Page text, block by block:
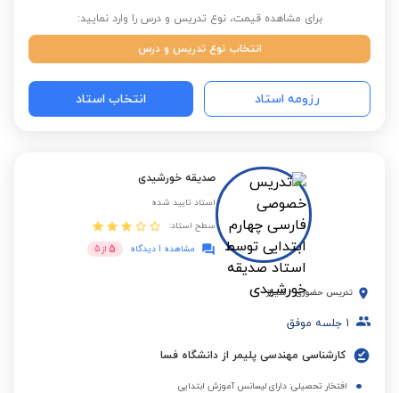
برای مشاهده قیمت، نوع تدریس و درس را وارد نمایید:
انتخاب نوع تدریس و درس
رزومه استاد انتخاب استاد
صدیقه خورشیدی
استاد تایید شده
سطح استاد:
مشاهده 1 دیدگاه
5 از 5
تدریس حضوری - شیراز
1 جلسه موفق
کارشناسی مهندسی پلیمر از دانشگاه فسا
افتخار تحصیلی: دارای لیسانس آموزش ابتدایی